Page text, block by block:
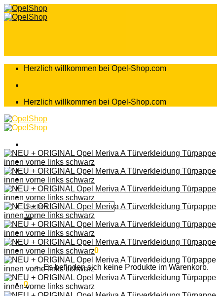
Zum
Inhalt
Herzlich willkommen bei Opel-Shop.com
Herzlich willkommen bei Opel-Shop.com
Home
Shop
Teileanfrage
Teileliste
Suchen
nach:
Anmelden
Warenkorb /0,00€ 0
Es befinden sich keine Produkte im Warenkorb.
0